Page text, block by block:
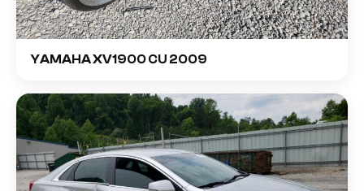
YAMAHA XV1900 CU 2009